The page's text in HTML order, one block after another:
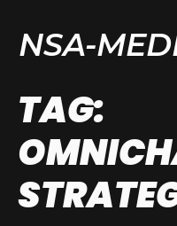
NSA-
TAG: